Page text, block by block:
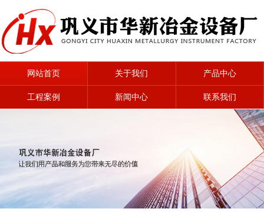
网站首页 关于我们 产品中心
工程案例 新闻中心 联系我们